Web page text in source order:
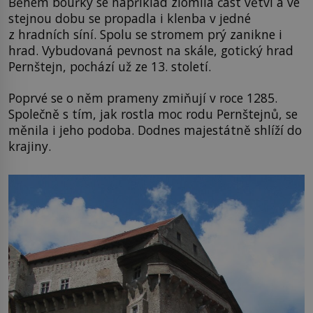
stejnou dobu se propadla i klenba v jedné
z hradních síní. Spolu se stromem prý zanikne i
hrad. Vybudovaná pevnost na skále, gotický hrad
Pernštejn, pochází už ze 13. století.
Poprvé se o něm prameny zmiňují v roce 1285.
Společně s tím, jak rostla moc rodu Pernštejnů, se
měnila i jeho podoba. Dodnes majestátně shlíží do
krajiny.